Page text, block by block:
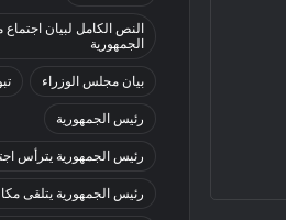
النص الكامل لبيان
الجمهورية
بيان مجلس الوزراء
رئيس الجمهورية
رئيس الجمهورية يترأس
رئيس الجمهورية يتلقى